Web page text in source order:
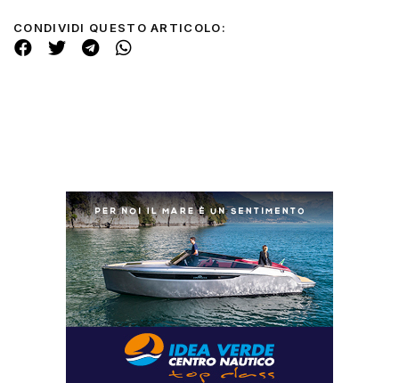
CONDIVIDI QUESTO ARTICOLO: